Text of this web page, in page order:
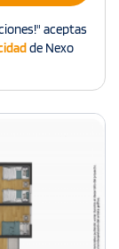
aceptas
de Nexo